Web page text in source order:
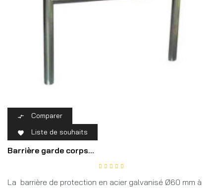
 Comparer
 Liste de souhaits
Barrière garde corps...
La barrière de protection en acier galvanisé Ø60 mm à